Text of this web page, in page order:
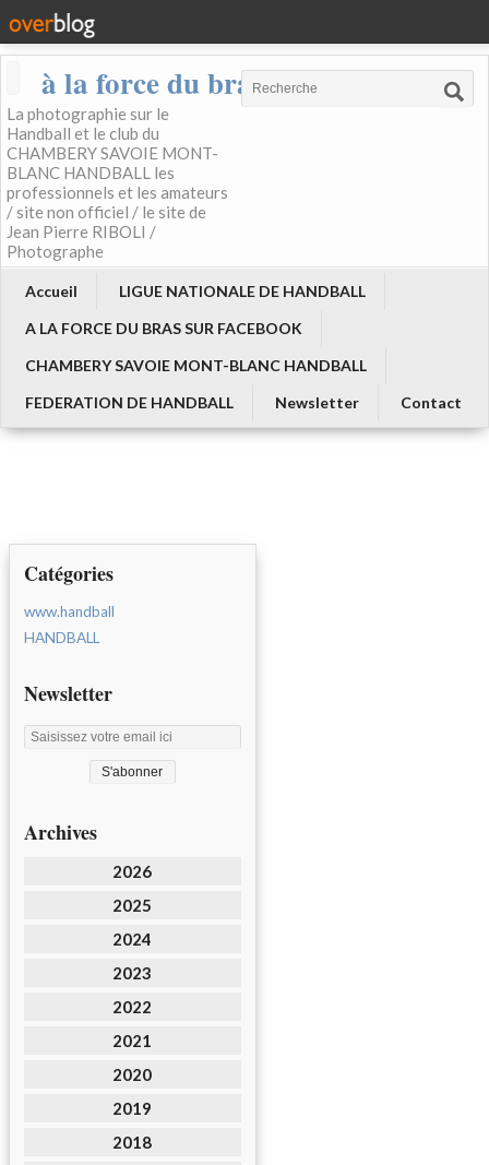
à la force du bras
La photographie sur le
Handball et le club du
CHAMBERY SAVOIE MONT-
BLANC HANDBALL les
professionnels et les amateurs
/ site non officiel / le site de
Jean Pierre RIBOLI /
Photographe
Accueil
LIGUE NATIONALE DE HANDBALL
A LA FORCE DU BRAS SUR FACEBOOK
CHAMBERY SAVOIE MONT-BLANC HANDBALL
FEDERATION DE HANDBALL
Newsletter Contact
Catégories
www.handball
HANDBALL
Newsletter
Archives
2026
2025
2024
2023
2022
2021
2020
2019
2018